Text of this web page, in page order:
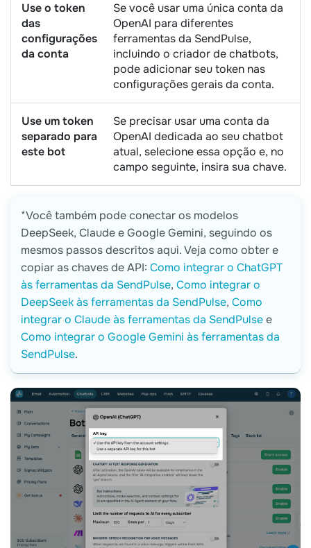
Use o token
das
configurações
da conta
Se você usar uma única conta da
OpenAI para diferentes
ferramentas da SendPulse,
incluindo o criador de chatbots,
pode adicionar seu token nas
configurações gerais da conta.
Use um token
separado para
este bot
Se precisar usar uma conta da
OpenAI dedicada ao seu chatbot
atual, selecione essa opção e, no
campo seguinte, insira sua chave.
*Você também pode conectar os modelos
DeepSeek, Claude e Google Gemini, seguindo os
mesmos passos descritos aqui. Veja como obter e
copiar as chaves de API: Como integrar o ChatGPT
às ferramentas da SendPulse, Como integrar o
DeepSeek às ferramentas da SendPulse, Como
integrar o Claude às ferramentas da SendPulsee
Como integrar o Google Gemini às ferramentas da
SendPulse.